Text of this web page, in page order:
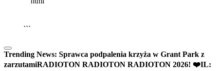
```
Trending News: Sprawca podpalenia krzyża w Grant Park z
zarzutamiRADIOTON RADIOTON RADIOTON 2026! ❤️IL: